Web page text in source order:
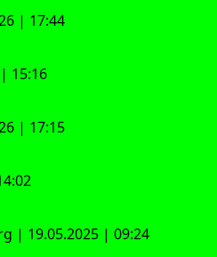
| 17:44
15:16
| 17:15
| 19.05.2025 | 09:24